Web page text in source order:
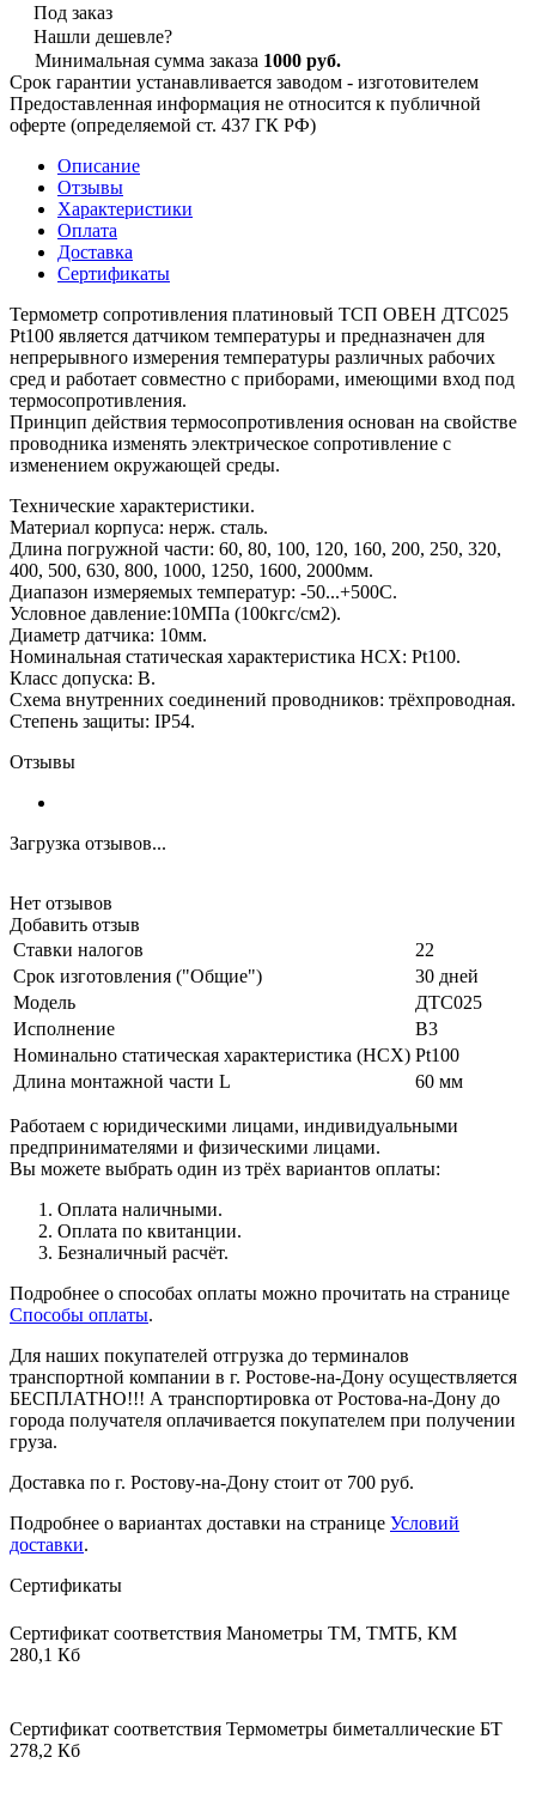
Под заказ
Нашли дешевле?
Минимальная сумма заказа 1000 руб.
Срок гарантии устанавливается заводом - изготовителем
Предоставленная информация не относится к публичной
оферте (определяемой ст. 437 ГК РФ)
Описание
Отзывы
Характеристики
Оплата
Доставка
Сертификаты
Термометр сопротивления платиновый ТСП ОВЕН ДТС025
Pt100 является датчиком температуры и предназначен для
непрерывного измерения температуры различных рабочих
сред и работает совместно с приборами, имеющими вход под
термосопротивления.
Принцип действия термосопротивления основан на свойстве
проводника изменять электрическое сопротивление с
изменением окружающей среды.
Технические характеристики.
Материал корпуса: нерж. сталь.
Длина погружной части: 60, 80, 100, 120, 160, 200, 250, 320,
400, 500, 630, 800, 1000, 1250, 1600, 2000мм.
Диапазон измеряемых температур: -50...+500С.
Условное давление:10МПа (100кгс/см2).
Диаметр датчика: 10мм.
Номинальная статическая характеристика НСХ: Pt100.
Класс допуска: В.
Схема внутренних соединений проводников: трёхпроводная.
Степень защиты: IP54.
Отзывы
Загрузка отзывов...
Нет отзывов
Добавить отзыв
Ставки налогов
22
Срок изготовления ("Общие")
30 дней
Модель
ДТС025
Исполнение
В3
Номинально статическая характеристика (НСХ) Pt100
Длина монтажной части L
60 мм
Работаем с юридическими лицами, индивидуальными
предпринимателями и физическими лицами.
Вы можете выбрать один из трёх вариантов оплаты:
Оплата наличными.
Оплата по квитанции.
Безналичный расчёт.
Подробнее о способах оплаты можно прочитать на странице
Способы оплаты.
Для наших покупателей отгрузка до терминалов
транспортной компании в г. Ростове-на-Дону осуществляется
БЕСПЛАТНО!!! А транспортировка от Ростова-на-Дону до
города получателя оплачивается покупателем при получении
груза.
Доставка по г. Ростову-на-Дону стоит от 700 руб.
Подробнее о вариантах доставки на странице Условий
доставки.
Сертификаты
Сертификат соответствия Манометры ТМ, ТМТБ, КМ
280,1 Кб
Сертификат соответствия Термометры биметаллические БТ
278,2 Кб